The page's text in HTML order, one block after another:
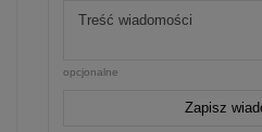
opcjonalne
Zapisz